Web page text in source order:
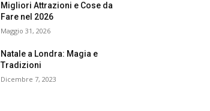
Migliori Attrazioni e Cose da
Fare nel 2026
Maggio 31, 2026
Natale a Londra: Magia e
Tradizioni
Dicembre 7, 2023